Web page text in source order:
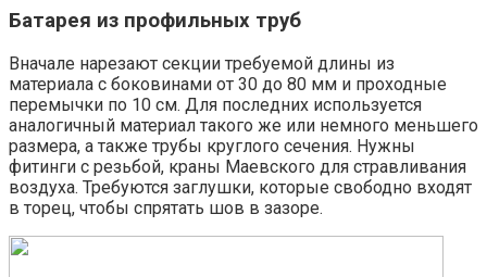
Батарея из профильных труб
Вначале нарезают секции требуемой длины из
материала с боковинами от 30 до 80 мм и проходные
перемычки по 10 см. Для последних используется
аналогичный материал такого же или немного меньшего
размера, а также трубы круглого сечения. Нужны
фитинги с резьбой, краны Маевского для стравливания
воздуха. Требуются заглушки, которые свободно входят
в торец, чтобы спрятать шов в зазоре.